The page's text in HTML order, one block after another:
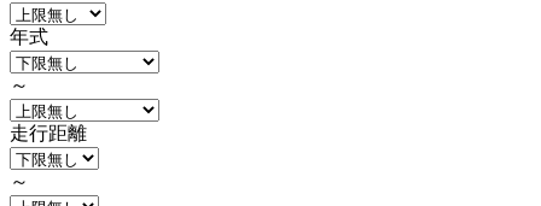
年式
～
走行距離
～